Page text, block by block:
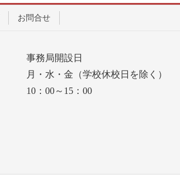
お問合せ
事務局開設日
月・水・金（学校休校日を除く）
10：00～15：00